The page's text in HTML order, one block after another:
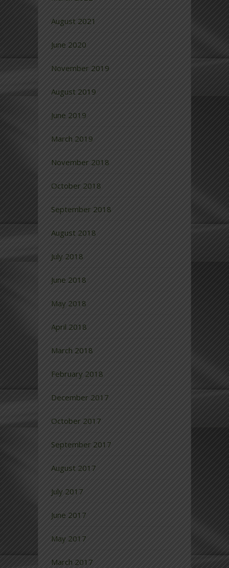
August 2021
June 2020
November 2019
August 2019
June 2019
March 2019
November 2018
October 2018
September 2018
August 2018
July 2018
June 2018
May 2018
April 2018
March 2018
February 2018
December 2017
October 2017
September 2017
August 2017
July 2017
June 2017
May 2017
March 2017